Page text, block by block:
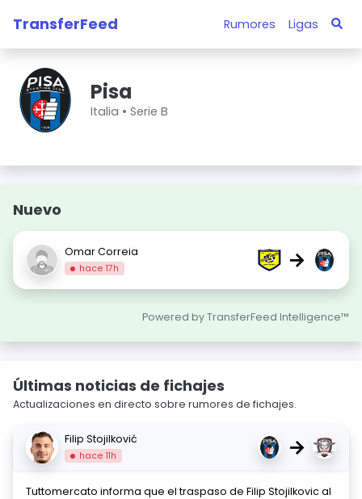
TransferFeed Rumores Ligas
Pisa
Italia • Serie B
Nuevo
Omar Correia
hace 17h →
Powered by TransferFeed Intelligence™
Últimas noticias de fichajes
Actualizaciones en directo sobre rumores de fichajes.
Filip Stojilković
hace 11h →
Tuttomercato informa que el traspaso de Filip Stojilkovic al